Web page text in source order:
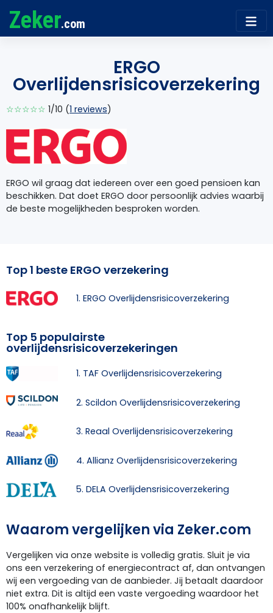
Zeker.com
ERGO
Overlijdensrisicoverzekering
☆☆☆☆☆ 1/10 (1 reviews)
ERGO wil graag dat iedereen over een goed pensioen kan
beschikken. Dat doet ERGO door persoonlijk advies waarbij
de beste mogelijkheden besproken worden.
Top 1 beste ERGO verzekering
1. ERGO Overlijdensrisicoverzekering
Top 5 populairste
overlijdensrisicoverzekeringen
1. TAF Overlijdensrisicoverzekering
2. Scildon Overlijdensrisicoverzekering
3. Reaal Overlijdensrisicoverzekering
4. Allianz Overlijdensrisicoverzekering
5. DELA Overlijdensrisicoverzekering
Waarom vergelijken via Zeker.com
Vergelijken via onze website is volledig gratis. Sluit je via
ons een verzekering of energiecontract af, dan ontvangen
wij een vergoeding van de aanbieder. Jij betaalt daardoor
niet extra. Dit is altijd een vaste vergoeding waardoor het
100% onafhankelijk blijft.